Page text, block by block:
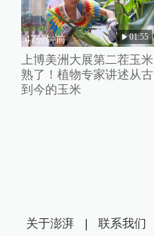
47分钟前 01:55
上博美洲大展第二茬玉米
熟了！植物专家讲述从古
到今的玉米
关于澎湃 联系我们